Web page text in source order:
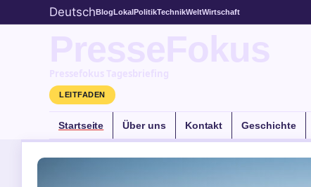
DeutschBlogLokalPolitikTechnikWeltWirtschaft
PresseFokus
Pressefokus Tagesbriefing
LEITFADEN
Startseite Über uns Kontakt Geschichte